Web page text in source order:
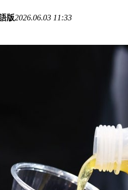
版2026.06.03 11:33